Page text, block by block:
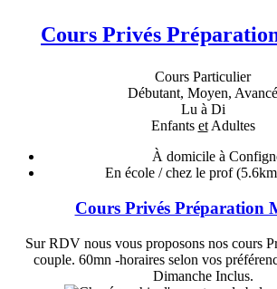
Cours Privés
Cours Particulier
Débutant, Moyen, Avancé
Lu à Di
Enfants etAdultes
À domicile à
En école / chez le prof
Cours Privés Préparation
Sur RDV nous vous proposons nos cours
couple. 60mn -horaires selon vos
Dimanche Inclus.